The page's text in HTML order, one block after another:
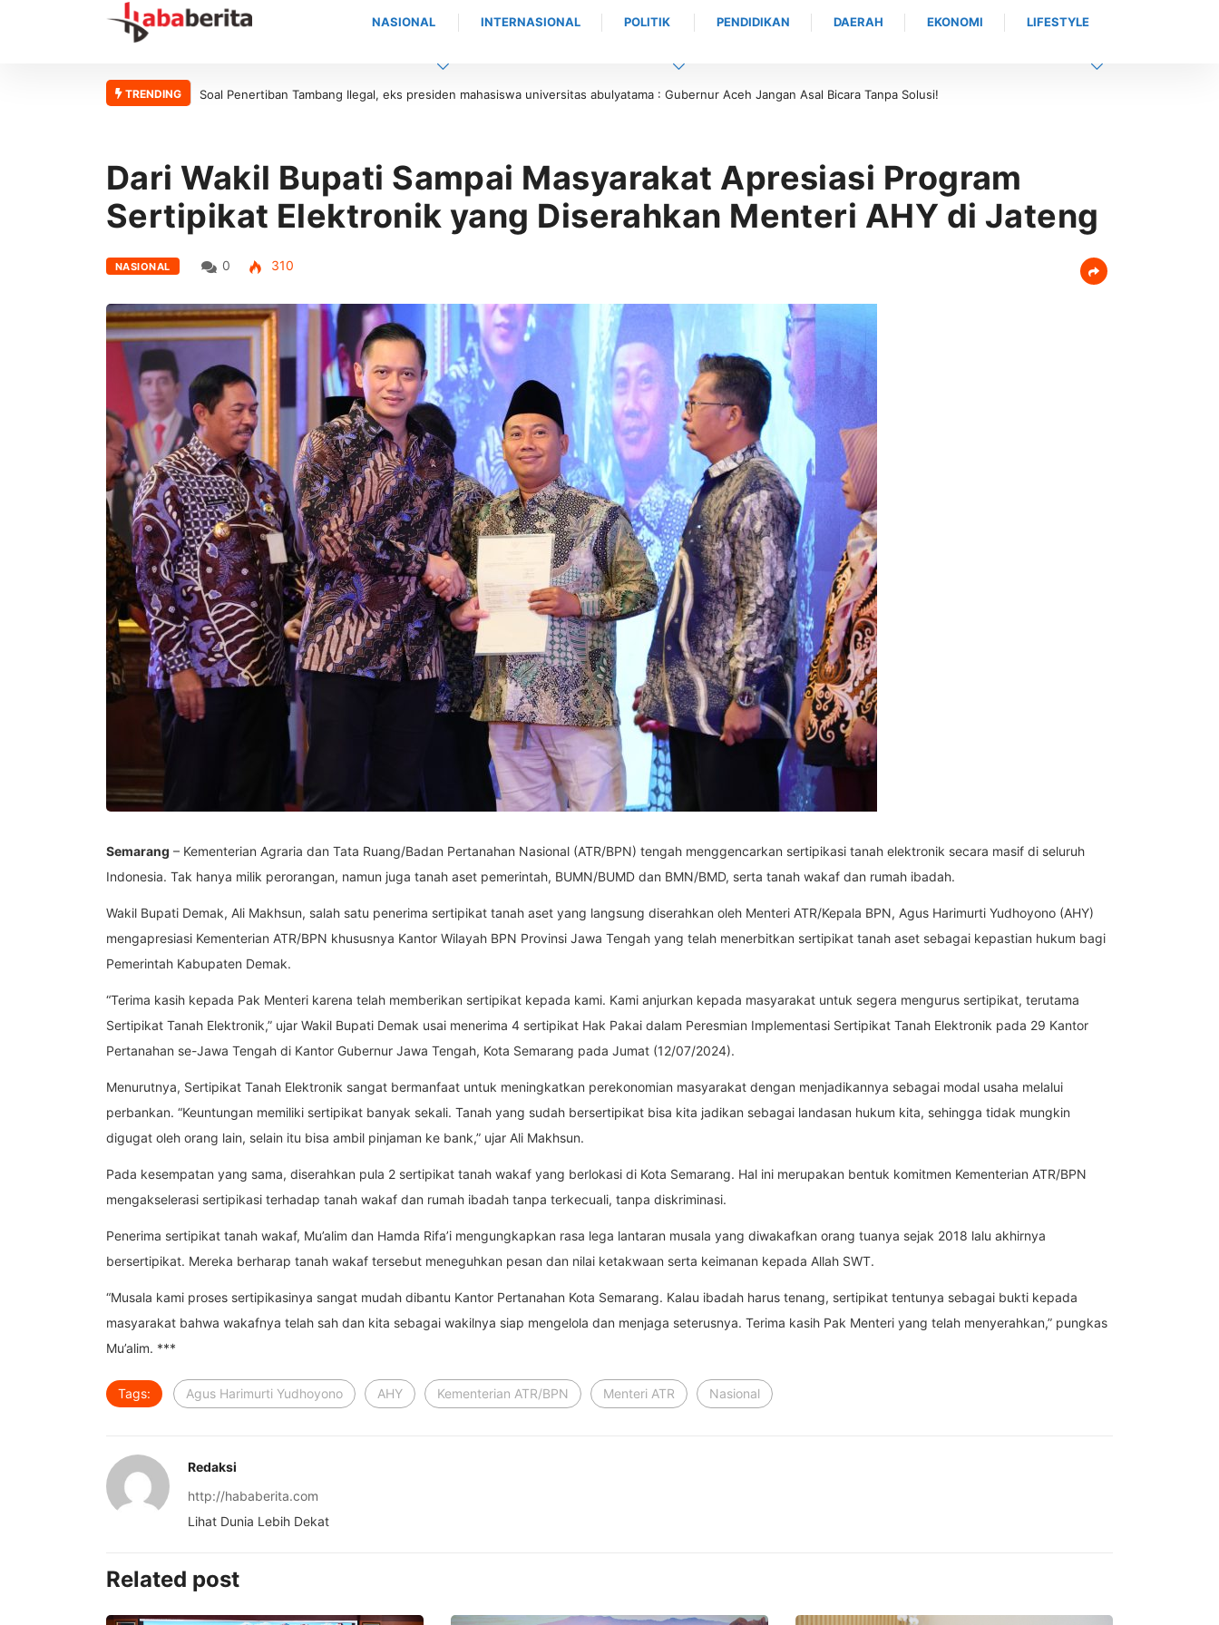
NASIONAL INTERNASIONAL POLITIK PENDIDIKAN DAERAH EKONOMI LIFESTYLE
TRENDING Soal Penertiban Tambang Ilegal, eks presiden mahasiswa universitas abulyatama : Gubernur Aceh Jangan Asal Bicara Tanpa Solusi!
Dari Wakil Bupati Sampai Masyarakat Apresiasi Program
Sertipikat Elektronik yang Diserahkan Menteri AHY di Jateng
NASIONAL 0 310
Semarang – Kementerian Agraria dan Tata Ruang/Badan Pertanahan Nasional (ATR/BPN) tengah menggencarkan sertipikasi tanah elektronik secara masif di seluruh
Indonesia. Tak hanya milik perorangan, namun juga tanah aset pemerintah, BUMN/BUMD dan BMN/BMD, serta tanah wakaf dan rumah ibadah.
Wakil Bupati Demak, Ali Makhsun, salah satu penerima sertipikat tanah aset yang langsung diserahkan oleh Menteri ATR/Kepala BPN, Agus Harimurti Yudhoyono (AHY)
mengapresiasi Kementerian ATR/BPN khususnya Kantor Wilayah BPN Provinsi Jawa Tengah yang telah menerbitkan sertipikat tanah aset sebagai kepastian hukum bagi
Pemerintah Kabupaten Demak.
“Terima kasih kepada Pak Menteri karena telah memberikan sertipikat kepada kami. Kami anjurkan kepada masyarakat untuk segera mengurus sertipikat, terutama
Sertipikat Tanah Elektronik,” ujar Wakil Bupati Demak usai menerima 4 sertipikat Hak Pakai dalam Peresmian Implementasi Sertipikat Tanah Elektronik pada 29 Kantor
Pertanahan se-Jawa Tengah di Kantor Gubernur Jawa Tengah, Kota Semarang pada Jumat (12/07/2024).
Menurutnya, Sertipikat Tanah Elektronik sangat bermanfaat untuk meningkatkan perekonomian masyarakat dengan menjadikannya sebagai modal usaha melalui
perbankan. “Keuntungan memiliki sertipikat banyak sekali. Tanah yang sudah bersertipikat bisa kita jadikan sebagai landasan hukum kita, sehingga tidak mungkin
digugat oleh orang lain, selain itu bisa ambil pinjaman ke bank,” ujar Ali Makhsun.
Pada kesempatan yang sama, diserahkan pula 2 sertipikat tanah wakaf yang berlokasi di Kota Semarang. Hal ini merupakan bentuk komitmen Kementerian ATR/BPN
mengakselerasi sertipikasi terhadap tanah wakaf dan rumah ibadah tanpa terkecuali, tanpa diskriminasi.
Penerima sertipikat tanah wakaf, Mu’alim dan Hamda Rifa’i mengungkapkan rasa lega lantaran musala yang diwakafkan orang tuanya sejak 2018 lalu akhirnya
bersertipikat. Mereka berharap tanah wakaf tersebut meneguhkan pesan dan nilai ketakwaan serta keimanan kepada Allah SWT.
“Musala kami proses sertipikasinya sangat mudah dibantu Kantor Pertanahan Kota Semarang. Kalau ibadah harus tenang, sertipikat tentunya sebagai bukti kepada
masyarakat bahwa wakafnya telah sah dan kita sebagai wakilnya siap mengelola dan menjaga seterusnya. Terima kasih Pak Menteri yang telah menyerahkan,” pungkas
Mu’alim. ***
Tags: Agus Harimurti Yudhoyono AHY Kementerian ATR/BPN Menteri ATR Nasional
Redaksi
http://hababerita.com
Lihat Dunia Lebih Dekat
Related post